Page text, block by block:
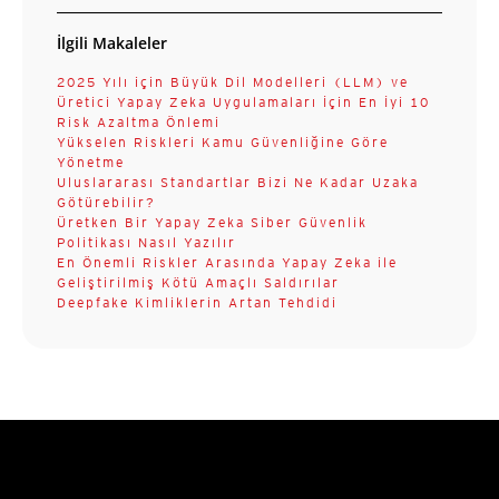
İlgili Makaleler
2025 Yılı için Büyük Dil Modelleri (LLM) ve
Üretici Yapay Zeka Uygulamaları İçin En İyi 10
Risk Azaltma Önlemi
Yükselen Riskleri Kamu Güvenliğine Göre
Yönetme
Uluslararası Standartlar Bizi Ne Kadar Uzaka
Götürebilir?
Üretken Bir Yapay Zeka Siber Güvenlik
Politikası Nasıl Yazılır
En Önemli Riskler Arasında Yapay Zeka ile
Geliştirilmiş Kötü Amaçlı Saldırılar
Deepfake Kimliklerin Artan Tehdidi